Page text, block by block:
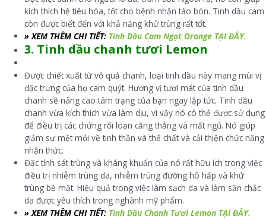
kích thích hệ tiêu hóa, tốt cho bệnh nhận táo bón. Tinh dầu cam
còn được biết đến với khả năng khử trùng rất tốt.
» XEM THÊM CHI TIẾT: Tinh Dầu Cam Ngọt Orange TẠI ĐÂY.
3. Tinh dầu chanh tươi Lemon
Được chiết xuất từ ​​vỏ quả chanh, loại tinh dầu này mang mùi vị
đặc trưng của họ cam quýt. Hương vị tươi mát của tinh dầu
chanh sẽ nâng cao tâm trạng của bạn ngay lập tức. Tinh dầu
chanh vừa kích thích vừa làm dịu, vì vậy nó có thể được sử dụng
để điều trị các chứng rối loạn căng thẳng và mất ngủ. Nó giúp
giảm sự mệt mỏi về tinh thần và thể chất và cải thiện chức năng
nhận thức.
Đặc tính sát trùng và kháng khuẩn của nó rất hữu ích trong việc
điều trị nhiễm trùng da, nhiễm trùng đường hô hấp và khử
trùng bề mặt. Hiệu quả trong việc làm sạch da và làm săn chắc
da được yêu thích trong nghành mỹ phẩm.
» XEM THÊM CHI TIẾT: Tinh Dầu Chanh Tươi Lemon TẠI ĐÂY.